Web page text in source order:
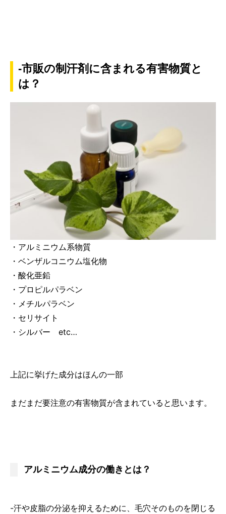
-市販の制汗剤に含まれる有害物質と
は？
・アルミニウム系物質
・ベンザルコニウム塩化物
・酸化亜鉛
・プロピルパラベン
・メチルパラベン
・セリサイト
・シルバー etc…
上記に挙げた成分はほんの一部
まだまだ要注意の有害物質が含まれていると思います。
アルミニウム成分の働きとは？
-汗や皮脂の分泌を抑えるために、毛穴そのものを閉じる